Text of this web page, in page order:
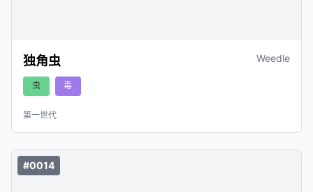
独角虫 Weedle
虫 毒
第一世代
#0014